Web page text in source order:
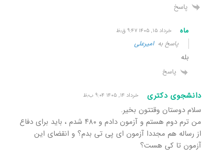
پاسخ
ماه خرداد ۱۵, ۱۴۰۵ ۹:۴۷ ق٫ظ
پاسخ بهامیرعلی
بله
پاسخ
دانشجوی دکتری خرداد ۱۴, ۱۴۰۵ ۹:۰۴ ب٫ظ
سلام دوستان وقتتون بخیر.
من ترم دوم هستم و آزمون دادم و ۴۸۰ شدم ، باید برای دفاع
از رساله هم مجددا آزمون ای پی تی بدم؟ و انقضای این
آزمون تا کی هست؟